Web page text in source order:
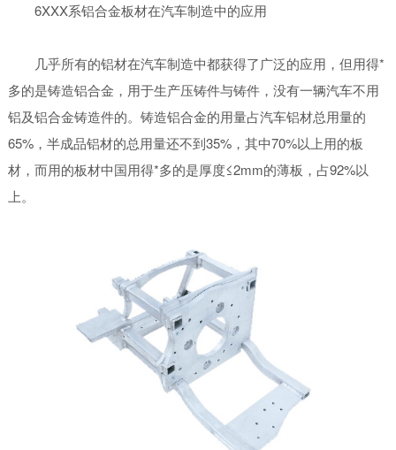
6XXX系铝合金板材在汽车制造中的应用
几乎所有的铝材在汽车制造中都获得了广泛的应用，但用得*
多的是铸造铝合金，用于生产压铸件与铸件，没有一辆汽车不用
铝及铝合金铸造件的。铸造铝合金的用量占汽车铝材总用量的
65%，半成品铝材的总用量还不到35%，其中70%以上用的板
材，而用的板材中国用得*多的是厚度≤2mm的薄板，占92%以
上。